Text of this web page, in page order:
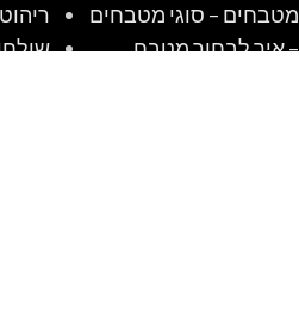
מטבחים – סוגי מטבחים
– איך לבחור מטבח